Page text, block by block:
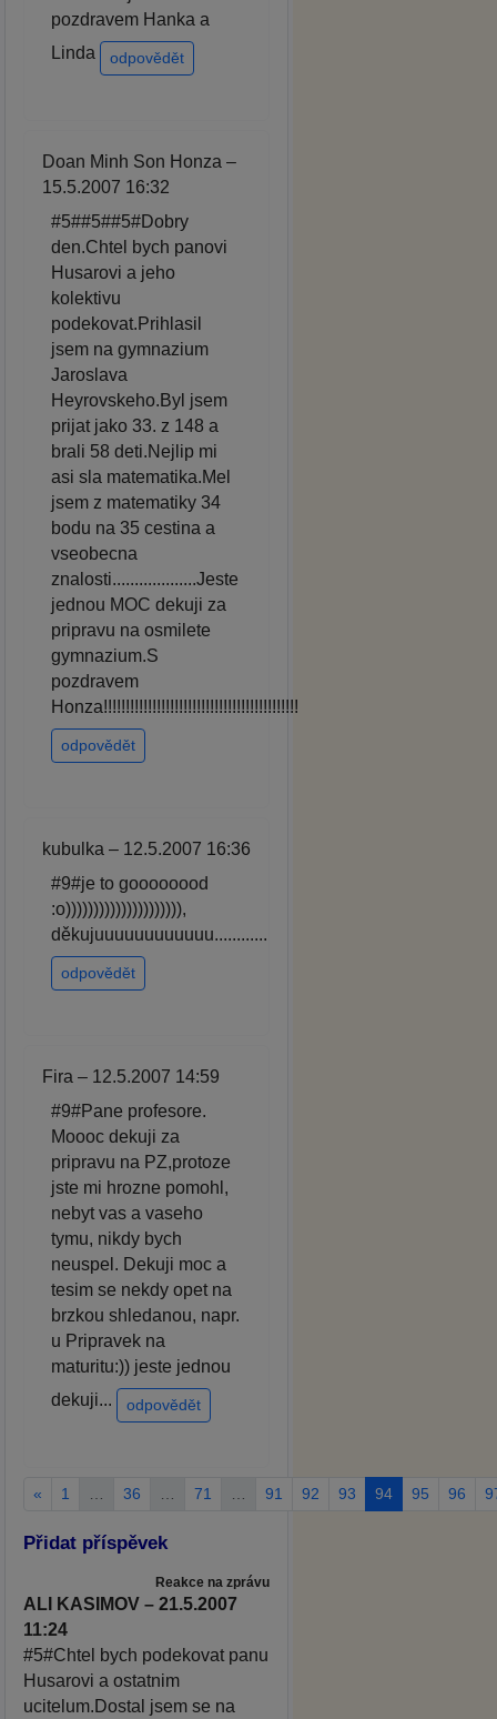
pozdravem Hanka a
Linda
odpovědět
Doan Minh Son Honza –
15.5.2007 16:32
#5##5##5#Dobry
den.Chtel bych panovi
Husarovi a jeho
kolektivu
podekovat.Prihlasil
jsem na gymnazium
Jaroslava
Heyrovskeho.Byl jsem
prijat jako 33. z 148 a
brali 58 deti.Nejlip mi
asi sla matematika.Mel
jsem z matematiky 34
bodu na 35 cestina a
vseobecna
znalosti...................Jeste
jednou MOC dekuji za
pripravu na osmilete
gymnazium.S
pozdravem
Honza!!!!!!!!!!!!!!!!!!!!!!!!!!!!!!!!!!!!!!!!!!!!
odpovědět
kubulka – 12.5.2007 16:36
#9#je to goooooood
:o))))))))))))))))))))),
děkujuuuuuuuuuuuu............
odpovědět
Fira – 12.5.2007 14:59
#9#Pane profesore.
Moooc dekuji za
pripravu na PZ,protoze
jste mi hrozne pomohl,
nebyt vas a vaseho
tymu, nikdy bych
neuspel. Dekuji moc a
tesim se nekdy opet na
brzkou shledanou, napr.
u Pripravek na
maturitu:)) jeste jednou
dekuji...
odpovědět
« 1 36 71 91 92 93 94 95 96
Přidat příspěvek
Reakce na zprávu
ALI KASIMOV – 21.5.2007
11:24
#5#Chtel bych podekovat panu
Husarovi a ostatnim
ucitelum.Dostal jsem se na